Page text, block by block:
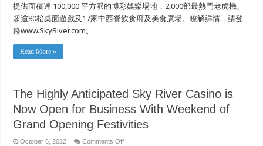
提供面積達 100,000 平方呎的博彩娛樂場地，2,000部最熱門老虎機、
超逾80枱桌面遊戲及17家中西餐飲食府及美食廣場。瞭解詳情，請登
錄www.SkyRiver.com。
Read More »
The Highly Anticipated Sky River Casino is
Now Open for Business With Weekend of
Grand Opening Festivities
October 6, 2022 Comments Offon